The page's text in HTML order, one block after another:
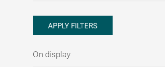
APPLY FILTERS
On display